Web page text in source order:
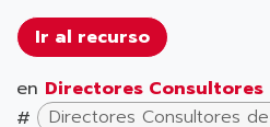
Ir al recurso
en Directores Consultores
#
Directores Consultores